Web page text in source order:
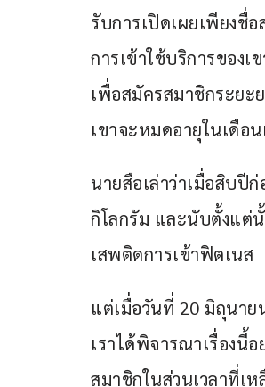
รับการเปิดเผยเพียงชื่
การเข้าใช้บริการของ
เพื่อสมัครสมาชิกระยะ
เขาจะหมดอายุในเดือ
นายสือเล่าว่าเมื่อสิบปี
กิโลกรัม และนับตั้งแต่
เสพติดการเข้าฟิตเนส
แต่เมื่อวันที่ 20 มิถุนาย
เราได้พิจารณาเรื่องนี้
สมาชิกในส่วนเวลาที่เ